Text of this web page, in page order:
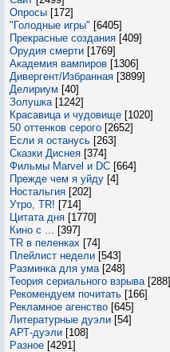
Опросы [172]
"Голодные игры" [6405]
Прекрасные создания [409]
Орудия смерти [1769]
Академия вампиров [1306]
Дивергент/Избранная [3899]
Делириум [40]
Золушка [1242]
Красавица и чудовище [1020]
50 оттенков серого [2652]
Если я останусь [263]
Сказки Диснея [374]
Фильмы Marvel и DC [664]
Прежде чем я уйду [4]
Ностальгия [202]
Утро, TR! [714]
Цитата дня [1770]
Кино с ... [397]
TR в пеленках [74]
Плейлист недели [543]
Разминка для ума [248]
Теория сериального взрыва [288]
Рекомендуем почитать [166]
Рекламное агенство [645]
Литературные дуэли [54]
АРТ-дуэли [108]
Разное [4291]